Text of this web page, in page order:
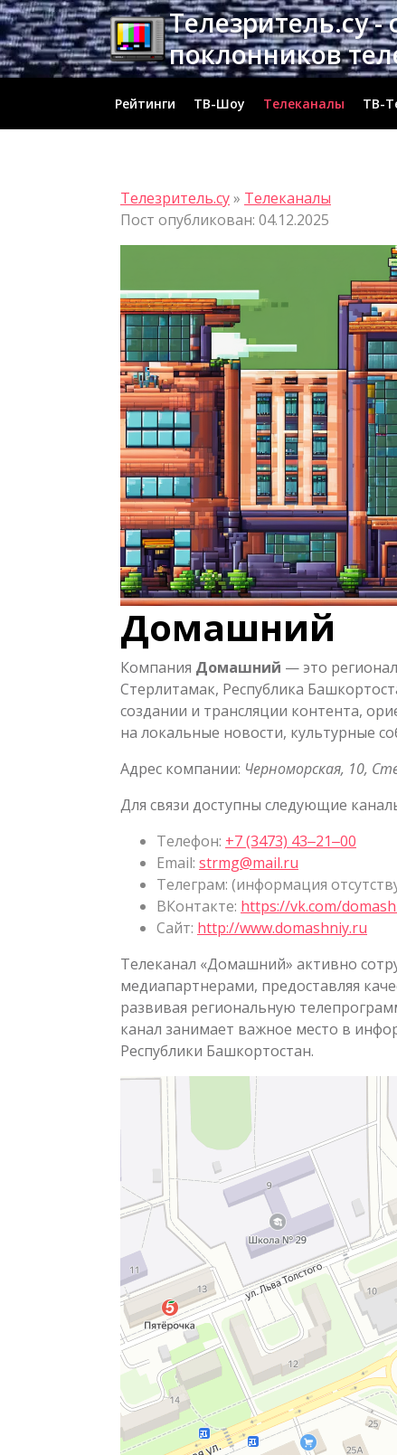
Перейти
к
содержимому
Телезритель.су -
поклонников
Рейтинги ТВ-Шоу Телеканалы ТВ-
Телезритель.су» Телеканалы
Пост опубликован: 04.12.2025
Домашний
Компания Домашний — это
Стерлитамак, Республика
создании и трансляции контента,
на локальные новости, культурные
Адрес компании: Черноморская, 10,
Для связи доступны следующие
Телефон: +7 (3473) 43‒21‒00
Email: strmg@mail.ru
Телеграм: (информация
ВКонтакте: https://vk.com/
Сайт: http://www.domashniy.ru
Телеканал «Домашний» активно
медиапартнерами, предоставляя
развивая региональную
канал занимает важное место в
Республики Башкортостан.